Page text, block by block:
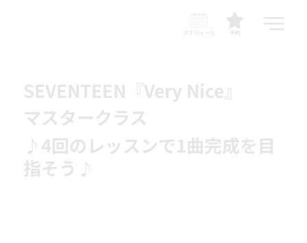
予約
スケジュール
SEVENTEEN『Very Nice』
マスタークラス
♪4回のレッスンで1曲完成を目
指そう♪